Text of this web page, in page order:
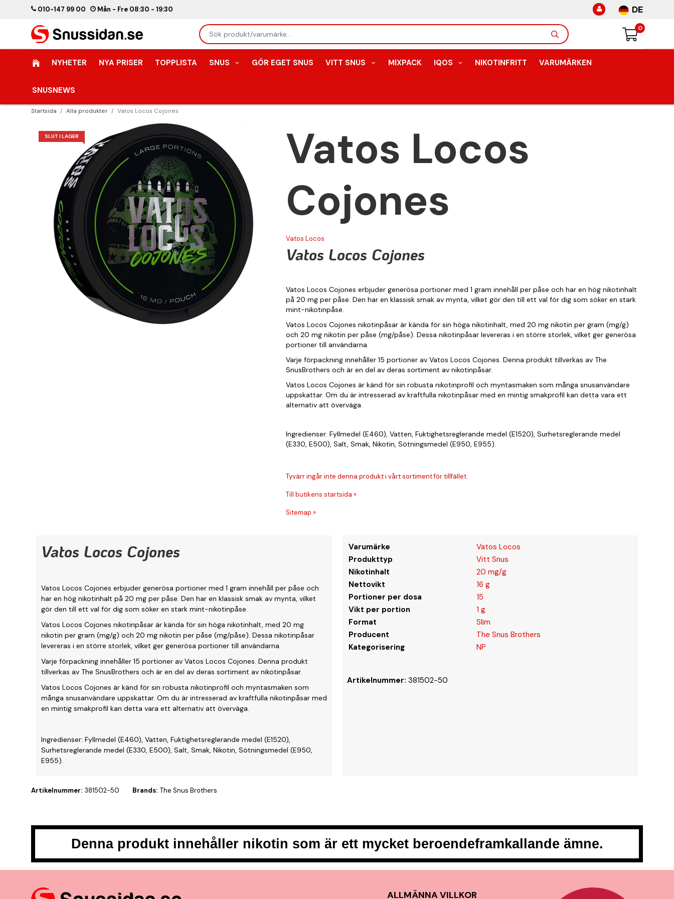
010-147 99 00 Mån - Fre 08:30 - 19:30 DE
0
NYHETER NYA PRISER TOPPLISTA SNUS GÖR EGET SNUS VITT SNUS MIXPACK IQOS NIKOTINFRITT VARUMÄRKEN
SNUSNEWS
Startsida / Alla produkter / Vatos Locos Cojones
SLUT I LAGER
Vatos Locos
Cojones
Vatos Locos
Vatos Locos Cojones
Vatos Locos Cojones erbjuder generösa portioner med 1 gram innehåll per påse och har en hög nikotinhalt
på 20 mg per påse. Den har en klassisk smak av mynta, vilket gör den till ett val för dig som söker en stark
mint-nikotinpåse.
Vatos Locos Cojones nikotinpåsar är kända för sin höga nikotinhalt, med 20 mg nikotin per gram (mg/g)
och 20 mg nikotin per påse (mg/påse). Dessa nikotinpåsar levereras i en större storlek, vilket ger generösa
portioner till användarna.
Varje förpackning innehåller 15 portioner av Vatos Locos Cojones. Denna produkt tillverkas av The
SnusBrothers och är en del av deras sortiment av nikotinpåsar.
Vatos Locos Cojones är känd för sin robusta nikotinprofil och myntasmaken som många snusanvändare
uppskattar. Om du är intresserad av kraftfulla nikotinpåsar med en mintig smakprofil kan detta vara ett
alternativ att överväga.
Ingredienser: Fyllmedel (E460), Vatten, Fuktighetsreglerande medel (E1520), Surhetsreglerande medel
(E330, E500), Salt, Smak, Nikotin, Sötningsmedel (E950, E955).
Tyvärr ingår inte denna produkt i vårt sortiment för tillfället.
Till butikens startsida »
Sitemap »
Vatos Locos Cojones
Vatos Locos Cojones erbjuder generösa portioner med 1 gram innehåll per påse och
har en hög nikotinhalt på 20 mg per påse. Den har en klassisk smak av mynta, vilket
gör den till ett val för dig som söker en stark mint-nikotinpåse.
Vatos Locos Cojones nikotinpåsar är kända för sin höga nikotinhalt, med 20 mg
nikotin per gram (mg/g) och 20 mg nikotin per påse (mg/påse). Dessa nikotinpåsar
levereras i en större storlek, vilket ger generösa portioner till användarna.
Varje förpackning innehåller 15 portioner av Vatos Locos Cojones. Denna produkt
tillverkas av The SnusBrothers och är en del av deras sortiment av nikotinpåsar.
Vatos Locos Cojones är känd för sin robusta nikotinprofil och myntasmaken som
många snusanvändare uppskattar. Om du är intresserad av kraftfulla nikotinpåsar med
en mintig smakprofil kan detta vara ett alternativ att överväga.
Ingredienser: Fyllmedel (E460), Vatten, Fuktighetsreglerande medel (E1520),
Surhetsreglerande medel (E330, E500), Salt, Smak, Nikotin, Sötningsmedel (E950,
E955).
Varumärke
Vatos Locos
Produkttyp
Vitt Snus
Nikotinhalt
20 mg/g
Nettovikt
16 g
Portioner per dosa
15
Vikt per portion
1 g
Format
Slim
Producent
The Snus Brothers
Kategorisering
NP
Artikelnummer: 381502-50
Artikelnummer: 381502-50 Brands: The Snus Brothers
Denna produkt innehåller nikotin som är ett mycket beroendeframkallande ämne.
ALLMÄNNA VILLKOR